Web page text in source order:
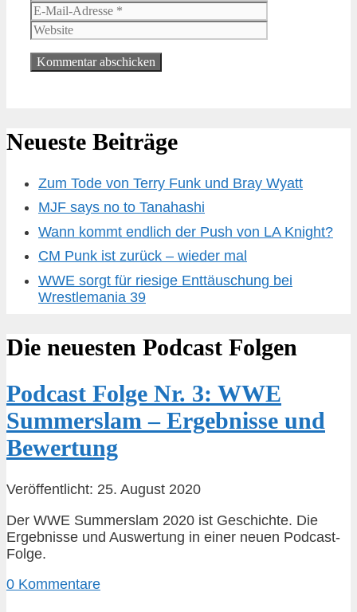
Neueste Beiträge
Zum Tode von Terry Funk und Bray Wyatt
MJF says no to Tanahashi
Wann kommt endlich der Push von LA Knight?
CM Punk ist zurück – wieder mal
WWE sorgt für riesige Enttäuschung bei
Wrestlemania 39
Die neuesten Podcast Folgen
Podcast Folge Nr. 3: WWE
Summerslam – Ergebnisse und
Bewertung
Veröffentlicht: 25. August 2020
Der WWE Summerslam 2020 ist Geschichte. Die
Ergebnisse und Auswertung in einer neuen Podcast-
Folge.
0 Kommentare